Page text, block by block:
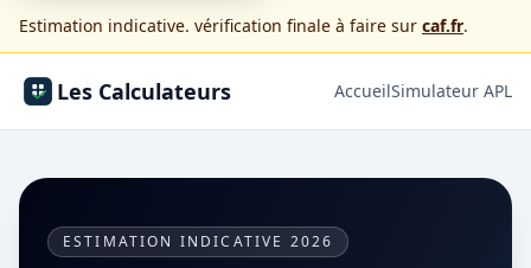
Estimation indicative. vérification finale à faire sur caf.fr.
Les Calculateurs AccueilSimulateur APL
ESTIMATION INDICATIVE 2026